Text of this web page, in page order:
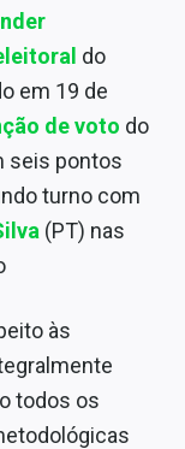
do
em 19 de
de voto do
seis pontos
turno com
(PT) nas
às
todos os